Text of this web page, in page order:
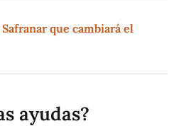
que cambiará el
ayudas?